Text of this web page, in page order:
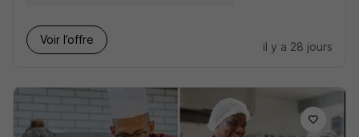
Voir l’offre
il y a 28 jours